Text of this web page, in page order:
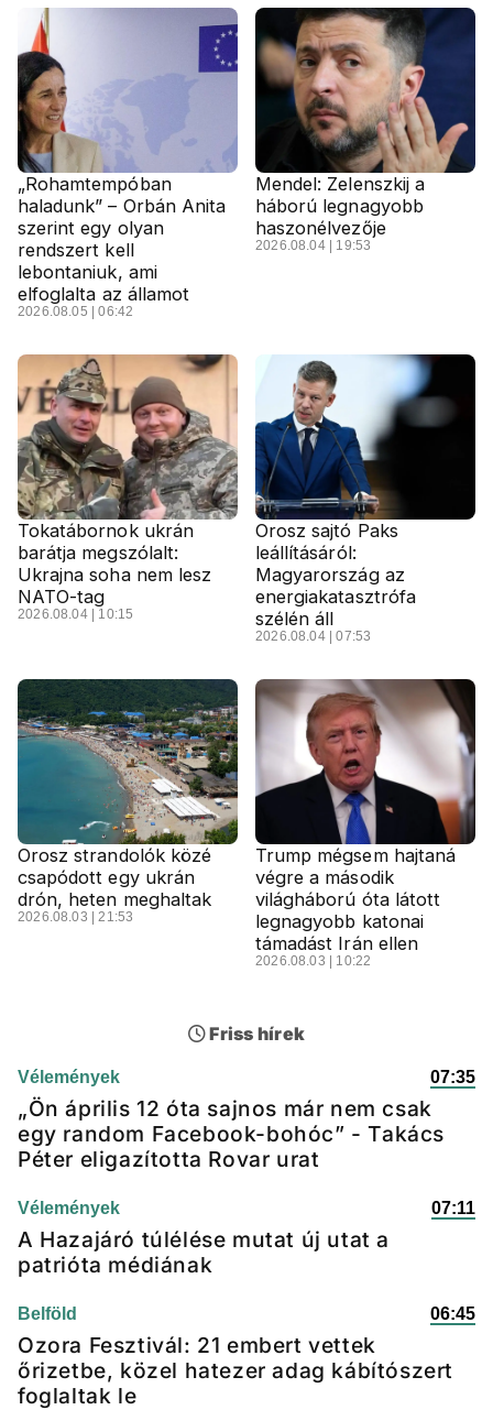
„Rohamtempóban
haladunk” – Orbán Anita
szerint egy olyan
rendszert kell
lebontaniuk, ami
elfoglalta az államot
2026.08.05 | 06:42
Mendel: Zelenszkij a
háború legnagyobb
haszonélvezője
2026.08.04 | 19:53
Tokatábornok ukrán
barátja megszólalt:
Ukrajna soha nem lesz
NATO-tag
2026.08.04 | 10:15
Orosz sajtó Paks
leállításáról:
Magyarország az
energiakatasztrófa
szélén áll
2026.08.04 | 07:53
Orosz strandolók közé
csapódott egy ukrán
drón, heten meghaltak
2026.08.03 | 21:53
Trump mégsem hajtaná
végre a második
világháború óta látott
legnagyobb katonai
támadást Irán ellen
2026.08.03 | 10:22
Friss hírek
Vélemények 07:35
„Ön április 12 óta sajnos már nem csak
egy random Facebook-bohóc” - Takács
Péter eligazította Rovar urat
Vélemények 07:11
A Hazajáró túlélése mutat új utat a
patrióta médiának
Belföld 06:45
Ozora Fesztivál: 21 embert vettek
őrizetbe, közel hatezer adag kábítószert
foglaltak le